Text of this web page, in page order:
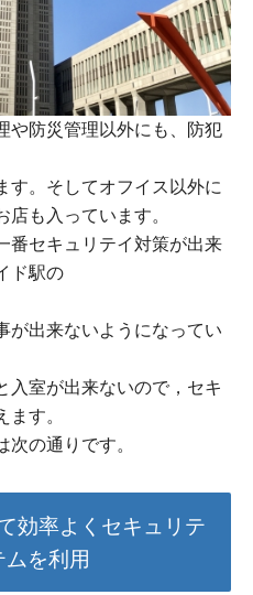
や防災管理以外にも、防犯
す。そしてオフイス以外に
店も入っています。
番セキュリテイ対策が出来
ド駅の
が出来ないようになってい
入室が出来ないので，セキ
す。
の通りです。
効率よくセキュリテ
ムを利用